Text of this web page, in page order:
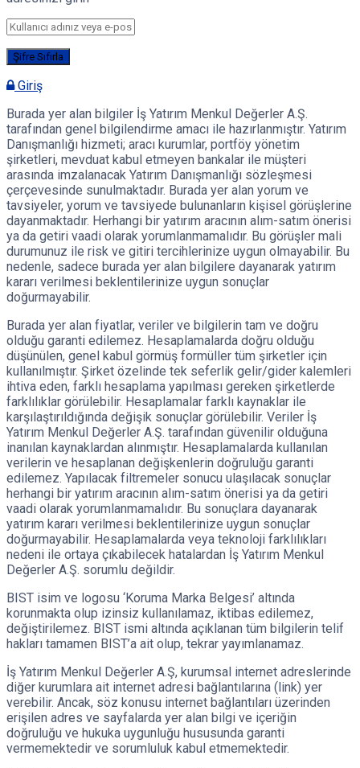
Giriş
Burada yer alan bilgiler İş Yatırım Menkul Değerler A.Ş.
tarafından genel bilgilendirme amacı ile hazırlanmıştır. Yatırım
Danışmanlığı hizmeti; aracı kurumlar, portföy yönetim
şirketleri, mevduat kabul etmeyen bankalar ile müşteri
arasında imzalanacak Yatırım Danışmanlığı sözleşmesi
çerçevesinde sunulmaktadır. Burada yer alan yorum ve
tavsiyeler, yorum ve tavsiyede bulunanların kişisel görüşlerine
dayanmaktadır. Herhangi bir yatırım aracının alım-satım önerisi
ya da getiri vaadi olarak yorumlanmamalıdır. Bu görüşler mali
durumunuz ile risk ve gitiri tercihlerinize uygun olmayabilir. Bu
nedenle, sadece burada yer alan bilgilere dayanarak yatırım
kararı verilmesi beklentilerinize uygun sonuçlar
doğurmayabilir.
Burada yer alan fiyatlar, veriler ve bilgilerin tam ve doğru
olduğu garanti edilemez. Hesaplamalarda doğru olduğu
düşünülen, genel kabul görmüş formüller tüm şirketler için
kullanılmıştır. Şirket özelinde tek seferlik gelir/gider kalemleri
ihtiva eden, farklı hesaplama yapılması gereken şirketlerde
farklılıklar görülebilir. Hesaplamalar farklı kaynaklar ile
karşılaştırıldığında değişik sonuçlar görülebilir. Veriler İş
Yatırım Menkul Değerler A.Ş. tarafından güvenilir olduğuna
inanılan kaynaklardan alınmıştır. Hesaplamalarda kullanılan
verilerin ve hesaplanan değişkenlerin doğruluğu garanti
edilemez. Yapılacak filtremeler sonucu ulaşılacak sonuçlar
herhangi bir yatırım aracının alım-satım önerisi ya da getiri
vaadi olarak yorumlanmamalıdır. Bu sonuçlara dayanarak
yatırım kararı verilmesi beklentilerinize uygun sonuçlar
doğurmayabilir. Hesaplamalarda veya teknoloji farklılıkları
nedeni ile ortaya çıkabilecek hatalardan İş Yatırım Menkul
Değerler A.Ş. sorumlu değildir.
BIST isim ve logosu ‘Koruma Marka Belgesi’ altında
korunmakta olup izinsiz kullanılamaz, iktibas edilemez,
değiştirilemez. BIST ismi altında açıklanan tüm bilgilerin telif
hakları tamamen BIST’a ait olup, tekrar yayımlanamaz.
İş Yatırım Menkul Değerler A.Ş, kurumsal internet adreslerinde
diğer kurumlara ait internet adresi bağlantılarına (link) yer
verebilir. Ancak, söz konusu internet bağlantıları üzerinden
erişilen adres ve sayfalarda yer alan bilgi ve içeriğin
doğruluğu ve hukuka uygunluğu hususunda garanti
vermemektedir ve sorumluluk kabul etmemektedir.